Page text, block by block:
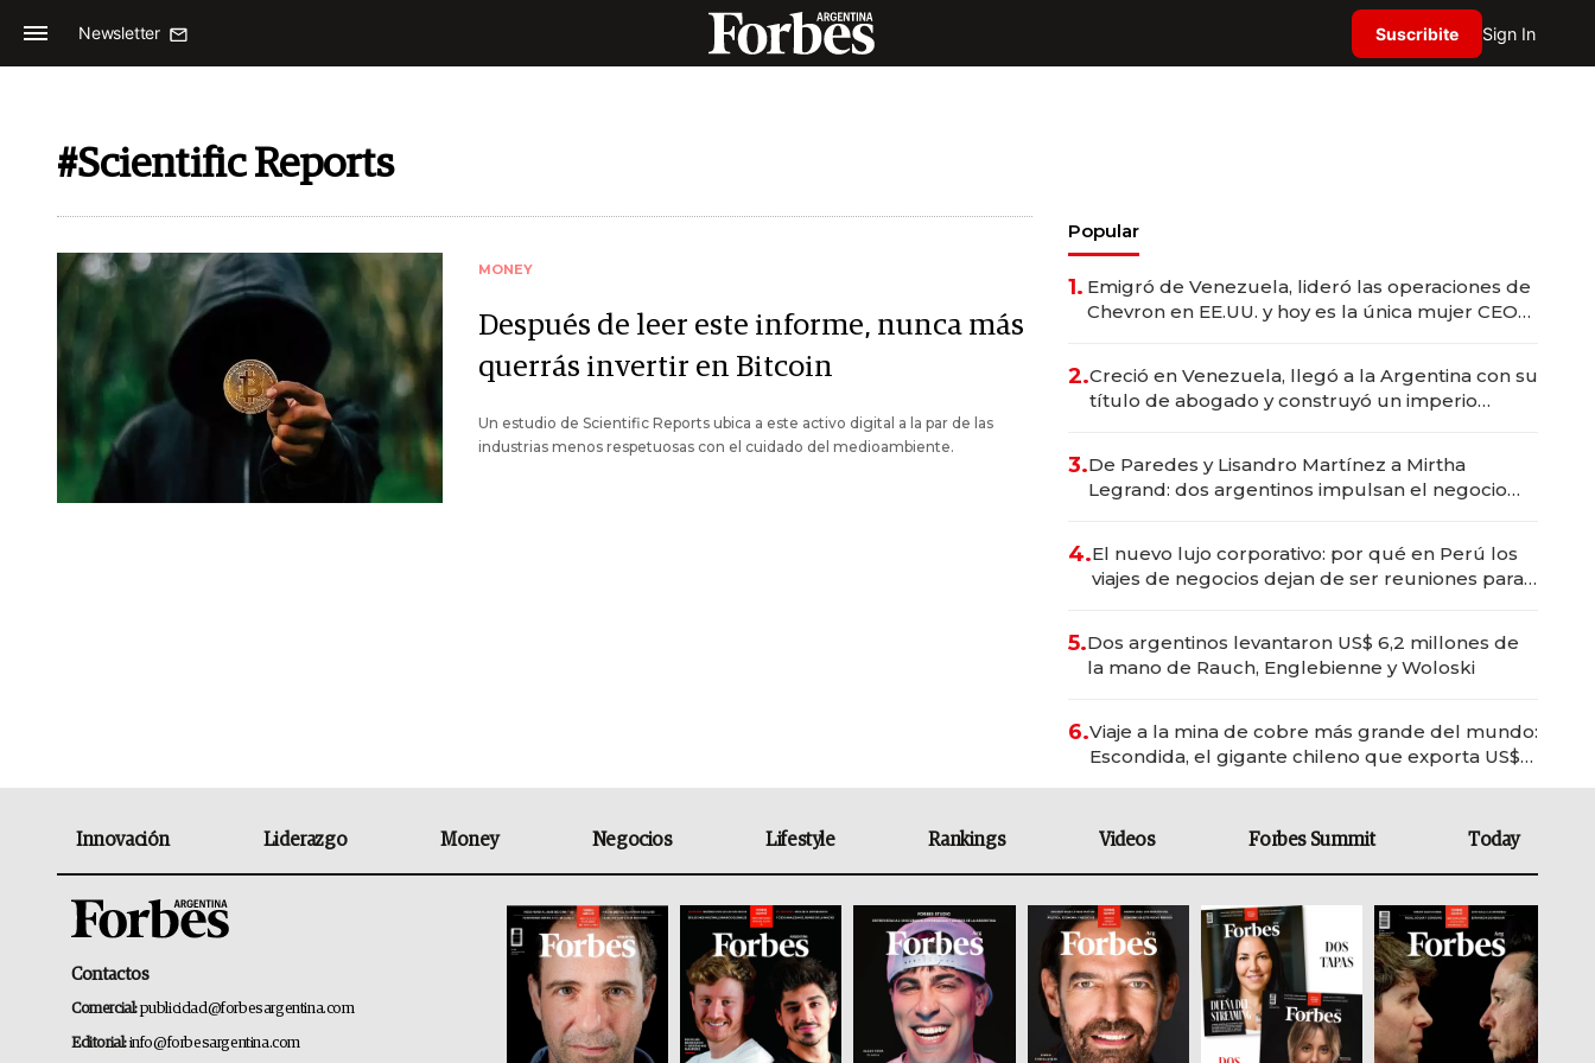
Newsletter Suscribite Sign In
#Scientific Reports
MONEY
Después de leer este informe, nunca más
querrás invertir en Bitcoin
Un estudio de Scientific Reports ubica a este activo digital a la par de las
industrias menos respetuosas con el cuidado del medioambiente.
Popular
1. Emigró de Venezuela, lideró las operaciones de
Chevron en EE.UU. y hoy es la única mujer CEO
2.Creció en Venezuela, llegó a la Argentina con su
título de abogado y construyó un imperio
3.De Paredes y Lisandro Martínez a Mirtha
Legrand: dos argentinos impulsan el negocio
4.El nuevo lujo corporativo: por qué en Perú los
viajes de negocios dejan de ser reuniones para
5.Dos argentinos levantaron US$ 6,2 millones de
la mano de Rauch, Englebienne y Woloski
6.Viaje a la mina de cobre más grande del mundo:
Escondida, el gigante chileno que exporta US$
Innovación Liderazgo Money Negocios Lifestyle Rankings Videos Forbes Summit Today
Contactos
Comercial:publicidad@forbesargentina.com
Editorial:info@forbesargentina.com